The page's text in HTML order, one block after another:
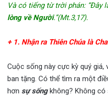
Và có tiếng từ trời phán: “Đây
lòng về Người.”(Mt.3,17).
+ 1. Nhận ra Thiên Chúa là Cha
Cuộc sống này cực kỳ quý giá,
ban tặng. Có thể tìm ra một
hơn sự sốngkhông? Không có